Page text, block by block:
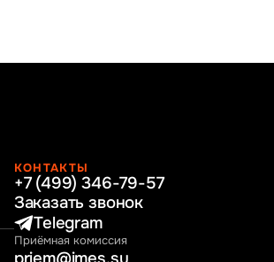
КОНТАКТЫ
+7 (499) 346-79-57
Заказать звонок
Telegram
Приёмная комиссия